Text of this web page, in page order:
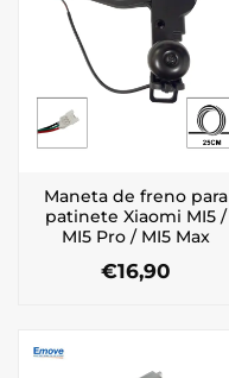
Maneta de freno para
patinete Xiaomi MI5 /
MI5 Pro / MI5 Max
€16,90